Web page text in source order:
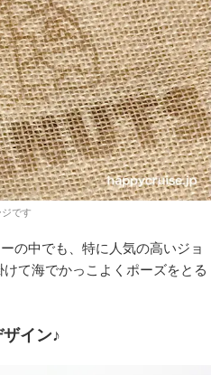
です
の中でも、特に人気の高いジョ
て海でかっこよくポーズをとる
イン♪